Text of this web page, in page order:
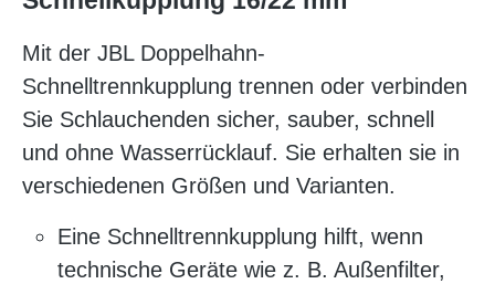
Mit der JBL Doppelhahn-
Schnelltrennkupplung trennen oder verbinden
Sie Schlauchenden sicher, sauber, schnell
und ohne Wasserrücklauf. Sie erhalten sie in
verschiedenen Größen und Varianten.
Eine Schnelltrennkupplung hilft, wenn
technische Geräte wie z. B. Außenfilter,